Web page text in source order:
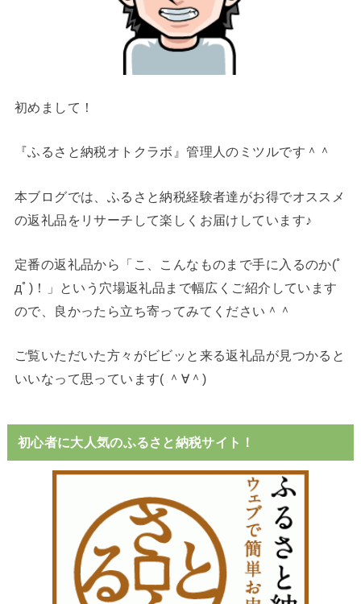
初めまして！
『ふるさと納税オトクラボ』管理人のミツルです＾＾
本ブログでは、ふるさと納税経験者達がお得でオススメ
の返礼品をリサーチして楽しくお届けしています♪
定番の返礼品から「こ、こんなものまで手に入るのか(ﾟ
дﾟ)！」という穴場返礼品まで幅広くご紹介しています
ので、良かったら立ち寄ってみてください＾＾
ご覧いただいた方々がビビッと来る返礼品が見つかると
いいなって思っています( ＾∀＾)
初心者に大人気のふるさと納税サイト！